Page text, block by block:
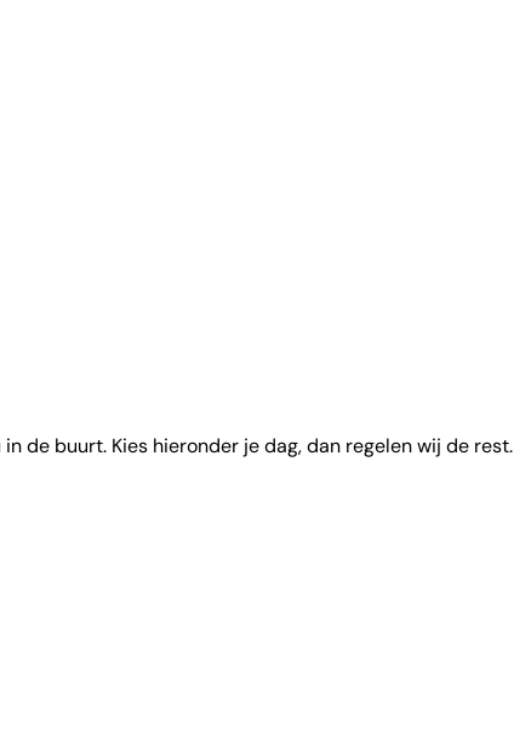
de buurt. Kies hieronder je dag, dan regelen wij de rest.